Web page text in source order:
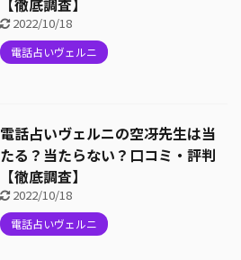
2022/10/18
電話占いヴェルニ
電話占いヴェルニの空冴先生は当
たる？当たらない？口コミ・評判
【徹底調査】
2022/10/18
電話占いヴェルニ